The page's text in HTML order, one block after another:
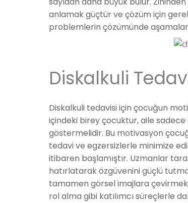
anlamak güçtür ve çözüm için
problemlerin çözümünde
Diskalkuli
Diskalkuli tedavisi için çocuğun
içindeki birey çocuktur, aile sadece
göstermelidir. Bu motivasyon
tedavi ve egzersizlerle minimize
itibaren başlamıştır. Uzmanlar
hatırlatarak özgüvenini güçlü
tamamen görsel imajlara
rol alma gibi katılımcı süreçlerle